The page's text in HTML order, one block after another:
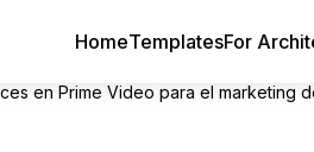
HomeTemplatesFor
en Prime Video para el marketing